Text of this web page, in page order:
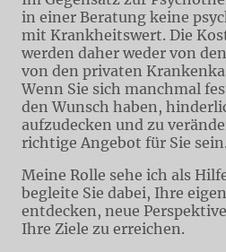
in einer Beratung keine
mit Krankheitswert. Die
werden daher weder von
von den privaten
Wenn Sie sich manchmal
den Wunsch haben,
aufzudecken und zu
richtige Angebot für Sie sein.
Meine Rolle sehe ich als
begleite Sie dabei, Ihre
entdecken, neue
Ihre Ziele zu erreichen.